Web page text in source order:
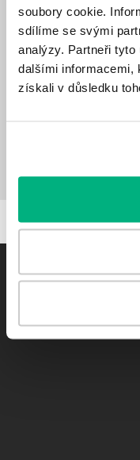
soubory cookie.
sdílíme se svými
analýzy. Partneři tyto
dalšími informacemi,
získali v důsledku
Ortopédia
Zdravý životný štýl
Ďalšie odkazy
Ambulancie
© 2026 B.